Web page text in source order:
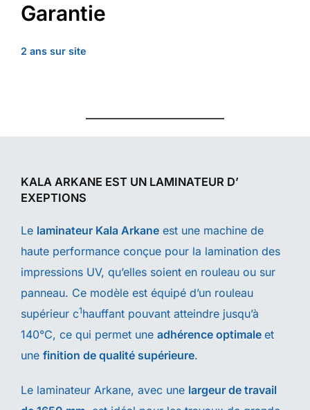
Garantie
2 ans sur site
KALA ARKANE EST UN LAMINATEUR D’
EXEPTIONS
Le laminateur Kala Arkane est une machine de
haute performance conçue pour la lamination des
impressions UV, qu’elles soient en rouleau ou sur
panneau. Ce modèle est équipé d’un rouleau
supérieur c1hauffant pouvant atteindre jusqu’à
140°C, ce qui permet une adhérence optimale et
une finition de qualité supérieure.
Le laminateur Arkane, avec une largeur de travail